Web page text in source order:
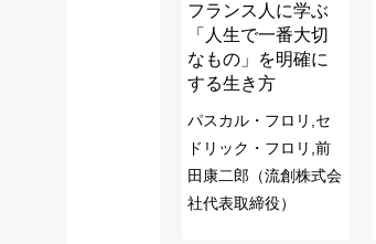
フランス人に学ぶ
「人生で一番大切
なもの」を明確に
する生き方
パスカル・フロリ,セ
ドリック・フロリ,前
田康二郎（流創株式会
社代表取締役）